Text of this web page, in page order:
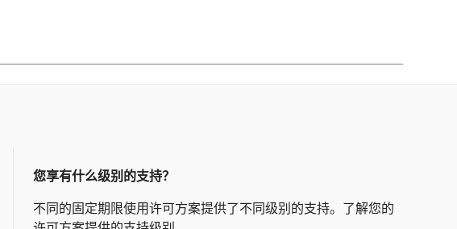
您享有什么级别的支持？
不同的固定期限使用许可方案提供了不同级别的支持。了解您的